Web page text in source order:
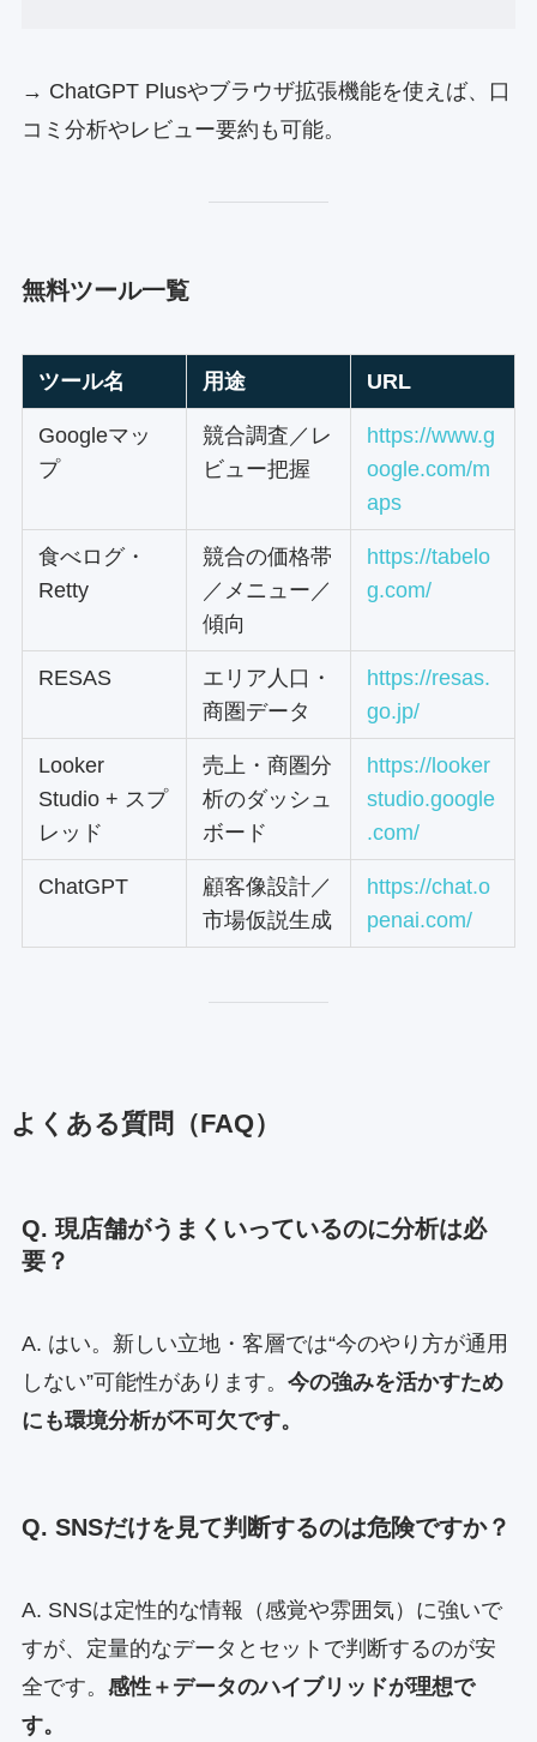
→ ChatGPT Plusやブラウザ拡張機能を使えば、口
コミ分析やレビュー要約も可能。
無料ツール一覧
ツール名 用途 URL
Googleマッ
プ
競合調査／レ
ビュー把握
https://www.g
oogle.com/m
aps
食べログ・
Retty
競合の価格帯
／メニュー／
傾向
https://tabelo
g.com/
RESAS
エリア人口・
商圏データ
https://resas.
go.jp/
Looker
Studio + スプ
レッド
売上・商圏分
析のダッシュ
ボード
https://looker
studio.google
.com/
ChatGPT
顧客像設計／
市場仮説生成
https://chat.o
penai.com/
よくある質問（FAQ）
Q. 現店舗がうまくいっているのに分析は必
要？
A. はい。新しい立地・客層では“今のやり方が通用
しない”可能性があります。 今の強みを活かすため
にも環境分析が不可欠です。
Q. SNSだけを見て判断するのは危険ですか？
A. SNSは定性的な情報（感覚や雰囲気）に強いで
すが、定量的なデータとセットで判断するのが安
全です。 感性＋データのハイブリッドが理想で
す。